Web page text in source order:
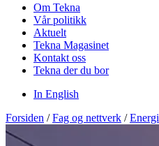
Om Tekna
Vår politikk
Aktuelt
Tekna Magasinet
Kontakt oss
Tekna der du bor
In English
Forsiden / Fag og nettverk / Energi